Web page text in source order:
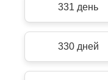
331 день
330 дней